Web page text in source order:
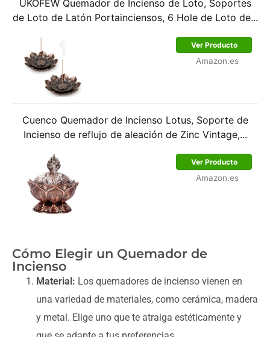
UKOFEW Quemador de Incienso de Loto, Soportes
de Loto de Latón Portainciensos, 6 Hole de Loto de...
Ver Producto
Amazon.es
Cuenco Quemador de Incienso Lotus, Soporte de
Incienso de reflujo de aleación de Zinc Vintage,...
Ver Producto
Amazon.es
Cómo Elegir un Quemador de
Incienso
Material: Los quemadores de incienso vienen en
una variedad de materiales, como cerámica, madera
y metal. Elige uno que te atraiga estéticamente y